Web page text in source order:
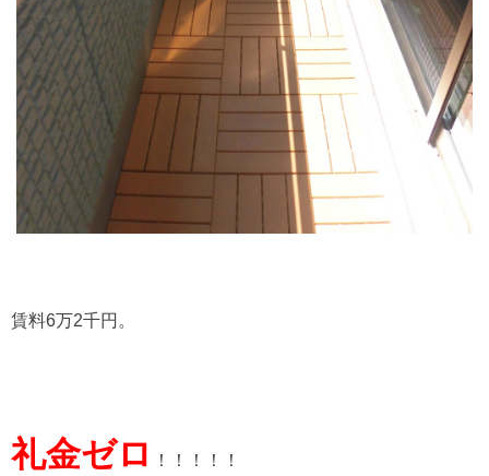
賃料6万2千円。
礼金ゼロ ！！！！！